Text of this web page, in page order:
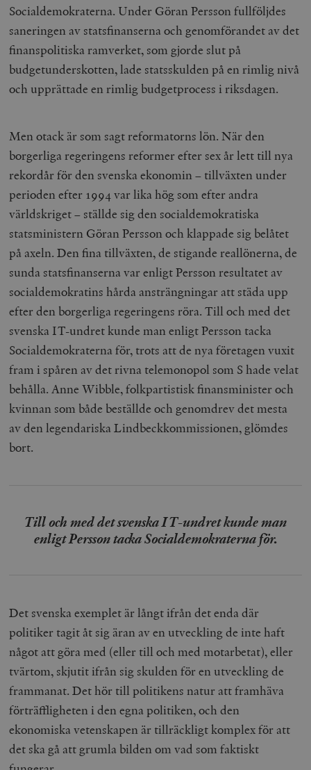
Socialdemokraterna. Under Göran Persson fullföljdes
saneringen av statsfinanserna och genomförandet av det
finanspolitiska ramverket, som gjorde slut på
budgetunderskotten, lade statsskulden på en rimlig nivå
och upprättade en rimlig budgetprocess i riksdagen.
Men otack är som sagt reformatorns lön. När den
borgerliga regeringens reformer efter sex år lett till nya
rekordår för den svenska ekonomin – tillväxten under
perioden efter 1994 var lika hög som efter andra
världskriget – ställde sig den socialdemokratiska
statsministern Göran Persson och klappade sig belåtet
på axeln. Den fina tillväxten, de stigande reallönerna, de
sunda statsfinanserna var enligt Persson resultatet av
socialdemokratins hårda ansträngningar att städa upp
efter den borgerliga regeringens röra. Till och med det
svenska IT-undret kunde man enligt Persson tacka
Socialdemokraterna för, trots att de nya företagen vuxit
fram i spåren av det rivna telemonopol som S hade velat
behålla. Anne Wibble, folkpartistisk finansminister och
kvinnan som både beställde och genomdrev det mesta
av den legendariska Lindbeckkommissionen, glömdes
bort.
Till och med det svenska IT-undret kunde man
enligt Persson tacka Socialdemokraterna för.
Det svenska exemplet är långt ifrån det enda där
politiker tagit åt sig äran av en utveckling de inte haft
något att göra med (eller till och med motarbetat), eller
tvärtom, skjutit ifrån sig skulden för en utveckling de
frammanat. Det hör till politikens natur att framhäva
förträffligheten i den egna politiken, och den
ekonomiska vetenskapen är tillräckligt komplex för att
det ska gå att grumla bilden om vad som faktiskt